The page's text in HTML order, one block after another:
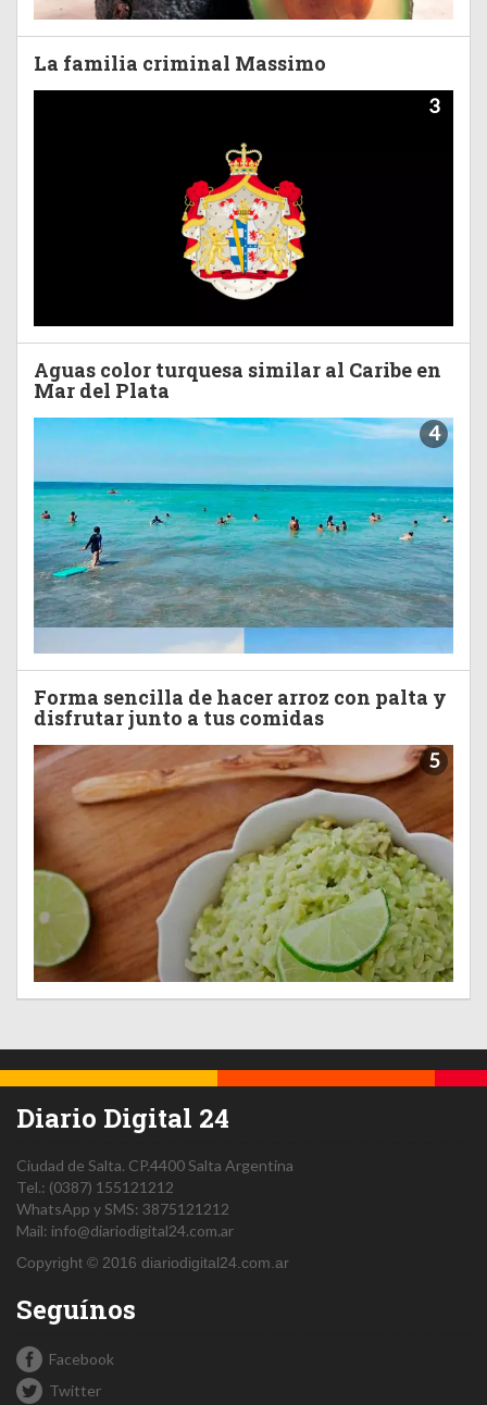
La familia criminal Massimo
3
Aguas color turquesa similar al Caribe en
Mar del Plata
4
Forma sencilla de hacer arroz con palta y
disfrutar junto a tus comidas
5
Diario Digital 24
Ciudad de Salta. CP.4400Salta Argentina
Tel.: (0387) 155121212
WhatsApp y SMS: 3875121212
Mail: info@diariodigital24.com.ar
Copyright © 2016 diariodigital24.com.ar
Seguínos
Facebook
Twitter